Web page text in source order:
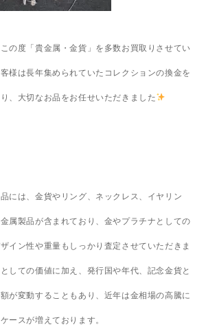
の度「貴金属・金貨」を多数お買取りさせてい
様は長年集められていたコレクションの換金を
、大切なお品をお任せいただきました
には、金貨やリング、ネックレス、イヤリン
属製品が含まれており、金やプラチナとしての
イン性や重量もしっかり査定させていただきま
しての価値に加え、発行国や年代、記念金貨と
が変動することもあり、近年は金相場の高騰に
ースが増えております。